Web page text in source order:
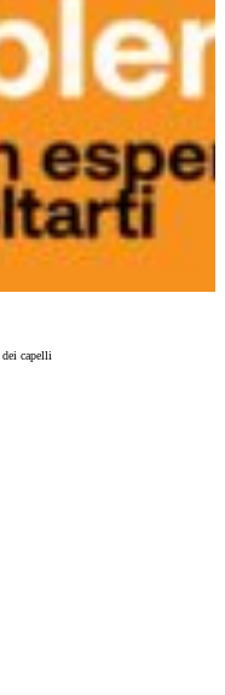
capelli